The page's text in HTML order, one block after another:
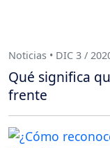
Noticias • DIC 3 /
Qué significa
frente